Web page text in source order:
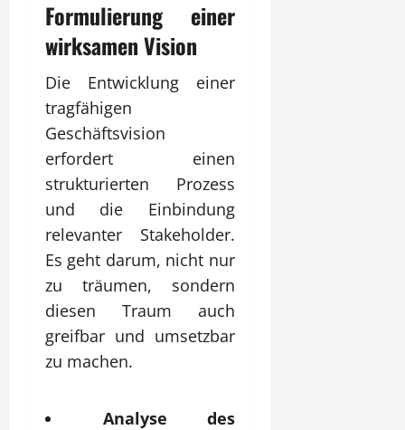
Formulierung einer
wirksamen Vision
Die Entwicklung einer
tragfähigen
Geschäftsvision
erfordert einen
strukturierten Prozess
und die Einbindung
relevanter Stakeholder.
Es geht darum, nicht nur
zu träumen, sondern
diesen Traum auch
greifbar und umsetzbar
zu machen.
Analyse des